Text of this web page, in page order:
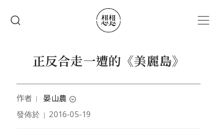
正反合走一遭的《美麗島》
作者 ｜ 晏山農 expand_circle_down
台灣嘉義市人。走在四年級與五年級之間；法律系畢
發佈於 ｜ 2016-05-19